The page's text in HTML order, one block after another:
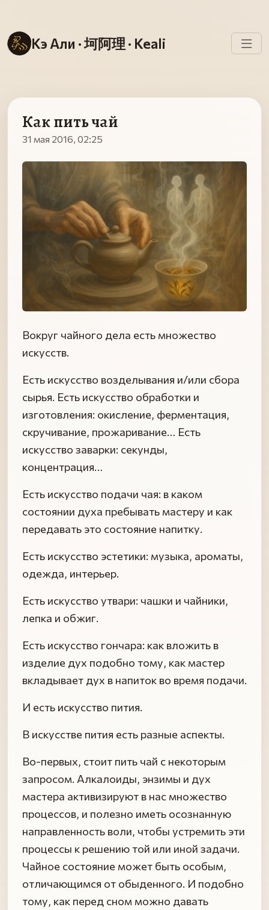
Кэ Али · 坷阿理 · Keali
Как пить чай
31 мая 2016, 02:25
Вокруг чайного дела есть множество
искусств.
Есть искусство возделывания и/или сбора
сырья. Есть искусство обработки и
изготовления: окисление, ферментация,
скручивание, прожаривание… Есть
искусство заварки: секунды,
концентрация…
Есть искусство подачи чая: в каком
состоянии духа пребывать мастеру и как
передавать это состояние напитку.
Есть искусство эстетики: музыка, ароматы,
одежда, интерьер.
Есть искусство утвари: чашки и чайники,
лепка и обжиг.
Есть искусство гончара: как вложить в
изделие дух подобно тому, как мастер
вкладывает дух в напиток во время подачи.
И есть искусство пития.
В искусстве пития есть разные аспекты.
Во-первых, стоит пить чай с некоторым
запросом. Алкалоиды, энзимы и дух
мастера активизируют в нас множество
процессов, и полезно иметь осознанную
направленность воли, чтобы устремить эти
процессы к решению той или иной задачи.
Чайное состояние может быть особым,
отличающимся от обыденного. И подобно
тому, как перед сном можно давать